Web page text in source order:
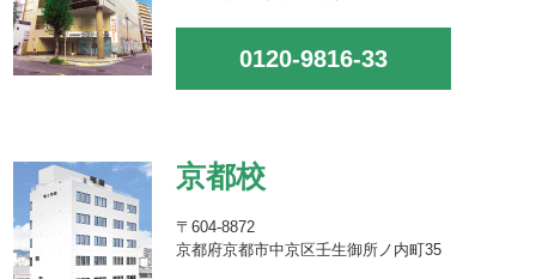
0120-9816-33
京都校
〒604-8872
京都府京都市中京区壬生御所ノ内町35